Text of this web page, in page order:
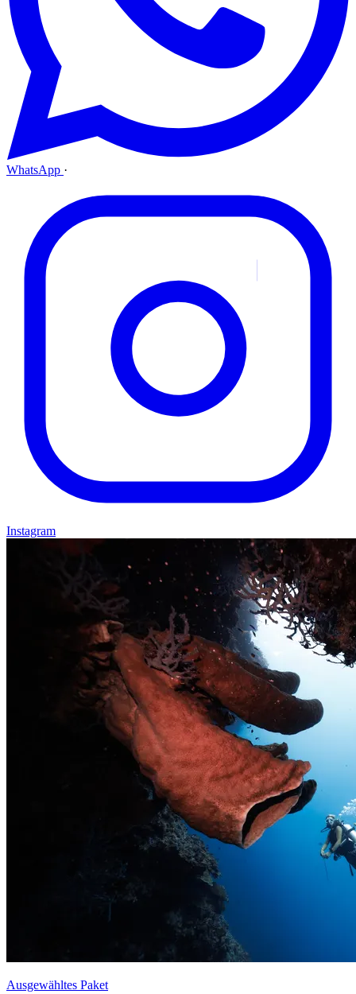
WhatsApp ·
Instagram
Ausgewähltes Paket